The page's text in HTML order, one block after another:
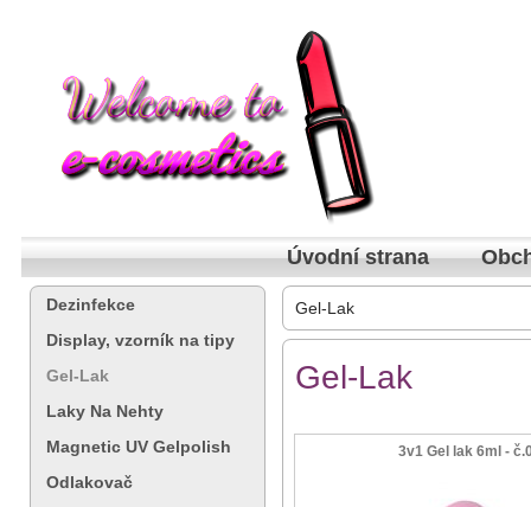
Úvodní strana
Dezinfekce
Display, vzorník na tipy
Gel-Lak
Laky Na Nehty
Magnetic UV Gelpolish
Odlakovač
Gel-Lak
Gel-Lak
3v1 Gel lak 6ml -